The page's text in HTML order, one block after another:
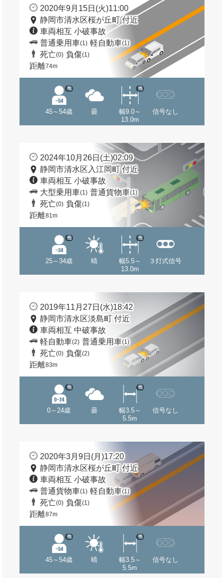
2020年9月15日(火)11:00
静岡市清水区桜が丘町 付近
車両相互 小破事故
普通乗用車(1) 軽自動車(1)
死亡(0) 負傷(1)
距離74m
45～54歳
他
曇
幅9.0～
13.0m
他
信号なし
2024年10月26日(土)02:09
静岡市清水区入江岡町 付近
車両相互 小破事故
大型乗用車(1) 普通貨物車(1)
死亡(0) 負傷(1)
距離81m
25～34歳
他
晴
幅5.5～
13.0m
他
３灯式信号
2019年11月27日(水)18:42
静岡市清水区淡島町 付近
車両相互 中破事故
軽自動車(2) 普通乗用車(1)
死亡(0) 負傷(2)
距離83m
0～24歳
他
曇
幅3.5～
5.5m
他
信号なし
2020年3月9日(月)17:20
静岡市清水区桜が丘町 付近
車両相互 小破事故
普通貨物車(1) 軽自動車(1)
死亡(0) 負傷(1)
距離87m
45～54歳
他
晴
幅3.5～
5.5m
他
信号なし